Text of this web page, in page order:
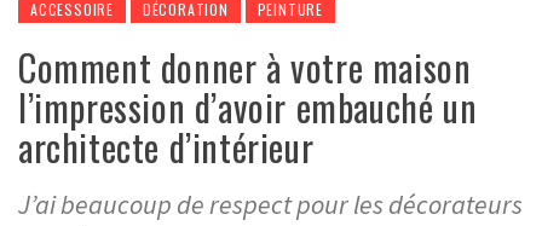
ACCESSOIRE DÉCORATION PEINTURE
Comment donner à votre maison
l’impression d’avoir embauché un
architecte d’intérieur
J’ai beaucoup de respect pour les décorateurs